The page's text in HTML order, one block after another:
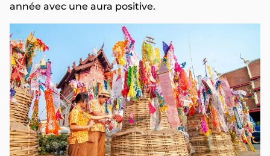
année avec une aura positive.